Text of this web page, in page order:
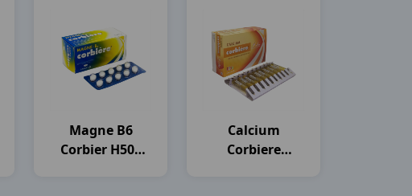
Magne B6
Corbier H50v
Calcium
Corbiere